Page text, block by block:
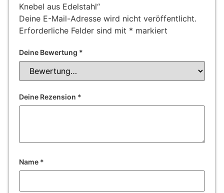
Knebel aus Edelstahl“
Deine E-Mail-Adresse wird nicht veröffentlicht.
Erforderliche Felder sind mit * markiert
Deine Bewertung *
Deine Rezension *
Name *